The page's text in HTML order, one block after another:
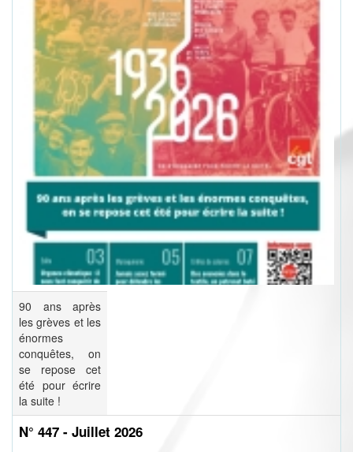
90 ans après
les grèves et les
énormes
conquêtes, on
se repose cet
été pour écrire
la suite !
N° 447 - Juillet 2026